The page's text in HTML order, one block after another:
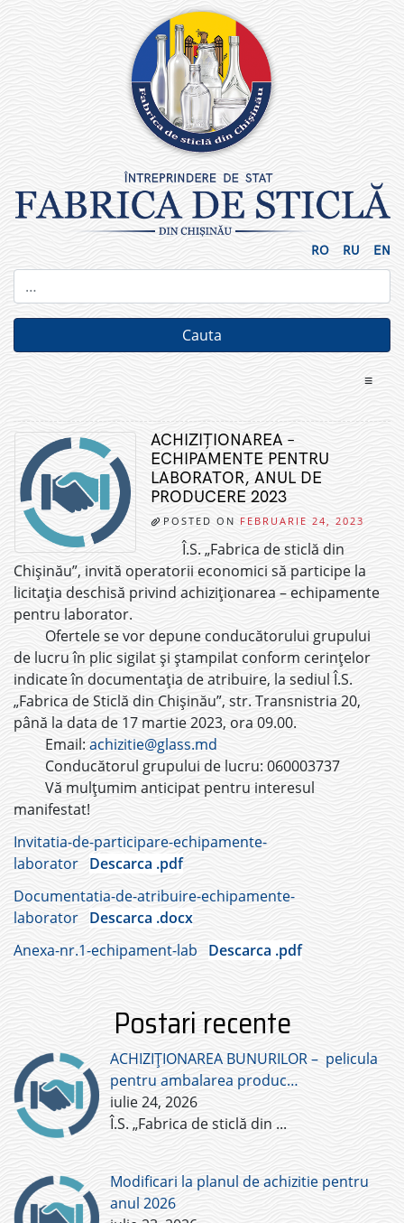
RO RU EN
≡
ACHIZIȚIONAREA –
ECHIPAMENTE PENTRU
LABORATOR, ANUL DE
PRODUCERE 2023
POSTED ON FEBRUARIE 24, 2023
Î.S. „Fabrica de sticlă din
Chișinău”, invită operatorii economici să participe la
licitația deschisă privind achiziționarea – echipamente
pentru laborator.
Ofertele se vor depune conducătorului grupului
de lucru în plic sigilat și ștampilat conform cerințelor
indicate în documentația de atribuire, la sediul Î.S.
„Fabrica de Sticlă din Chișinău”, str. Transnistria 20,
până la data de 17 martie 2023, ora 09.00.
Email: achizitie@glass.md
Conducătorul grupului de lucru: 060003737
Vă mulțumim anticipat pentru interesul
manifestat!
Invitatia-de-participare-echipamente-
laborator Descarca .pdf
Documentatia-de-atribuire-echipamente-
laborator Descarca .docx
Anexa-nr.1-echipament-lab
Descarca .pdf
Postari recente
ACHIZIȚIONAREA BUNURILOR – pelicula
pentru ambalarea produc…
iulie 24, 2026
Î.S. „Fabrica de sticlă din ...
Modificari la planul de achizitie pentru
anul 2026